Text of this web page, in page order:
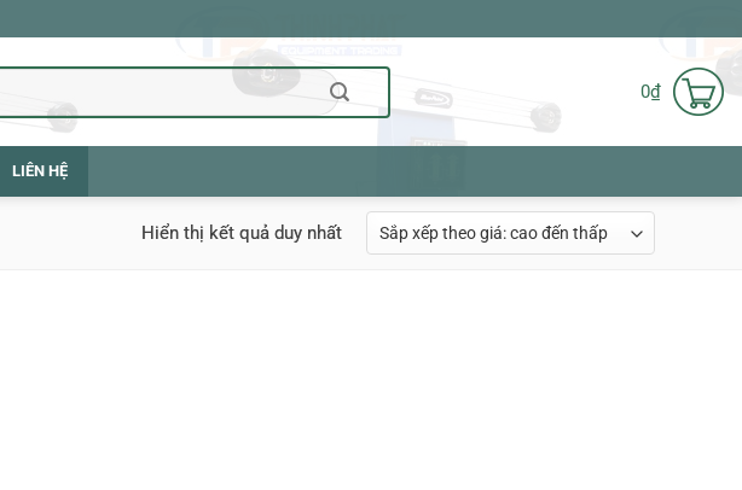
0₫
LIÊN HỆ
Hiển thị kết quả duy nhất